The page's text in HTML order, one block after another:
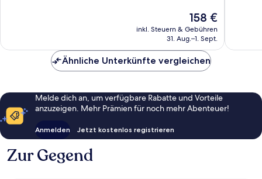
Der
Preis
beträgt
158 €
inkl. Steuern & Gebühren
31. Aug.–1. Sept.
Ähnliche Unterkünfte vergleichen
Melde dich an, um verfügbare Rabatte und Vorteile
anzuzeigen. Mehr Prämien für noch mehr Abenteuer!
Anmelden Jetzt kostenlos registrieren
Zur Gegend